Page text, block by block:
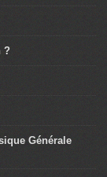
?
Générale